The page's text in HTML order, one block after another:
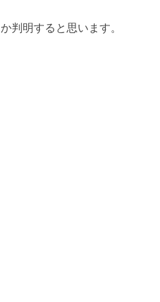
判明すると思います。